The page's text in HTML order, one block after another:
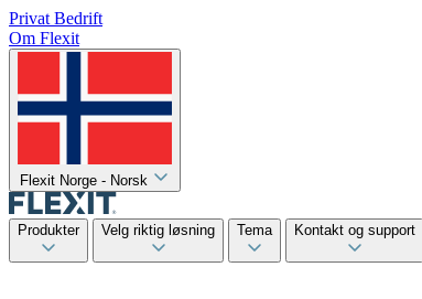
Privat Bedrift
Om Flexit
Flexit Norge - Norsk
Produkter Velg riktig løsning Tema Kontakt og support